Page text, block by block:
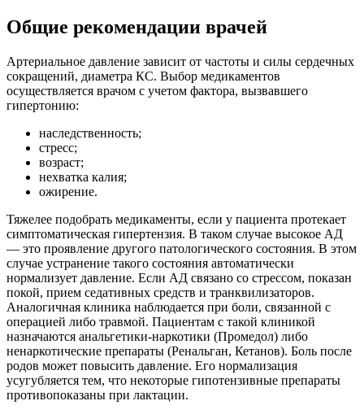
Общие рекомендации врачей
Артериальное давление зависит от частоты и силы сердечных
сокращений, диаметра КС. Выбор медикаментов
осуществляется врачом с учетом фактора, вызвавшего
гипертонию:
наследственность;
стресс;
возраст;
нехватка калия;
ожирение.
Тяжелее подобрать медикаменты, если у пациента протекает
симптоматическая гипертензия. В таком случае высокое АД
— это проявление другого патологического состояния. В этом
случае устранение такого состояния автоматически
нормализует давление. Если АД связано со стрессом, показан
покой, прием седативных средств и транквилизаторов.
Аналогичная клиника наблюдается при боли, связанной с
операцией либо травмой. Пациентам с такой клиникой
назначаются анальгетики-наркотики (Промедол) либо
ненаркотические препараты (Ренальган, Кетанов). Боль после
родов может повысить давление. Его нормализация
усугубляется тем, что некоторые гипотензивные препараты
противопоказаны при лактации.